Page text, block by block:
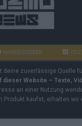
HINWEISGEBER
deine zuverlässige Quelle
dieser Website – Texte,
an einer Nutzung
kaufst, erhalten